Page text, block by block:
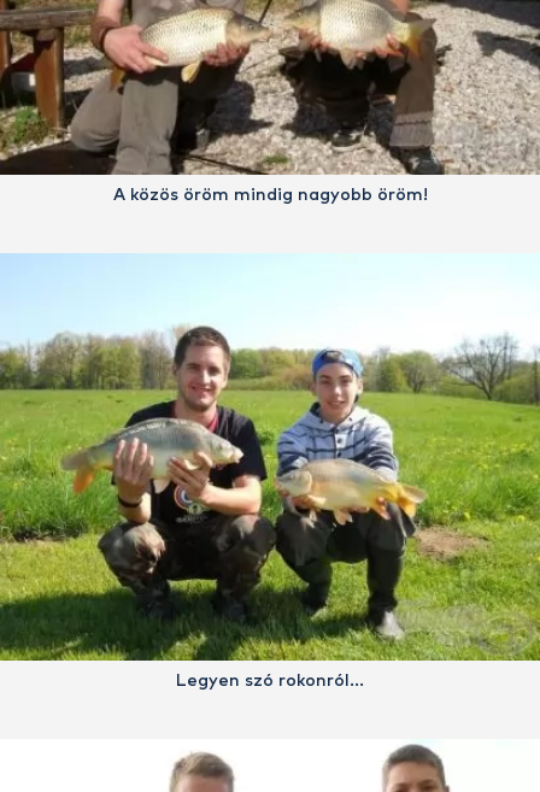
A közös öröm mindig nagyobb öröm!
Legyen szó rokonról…